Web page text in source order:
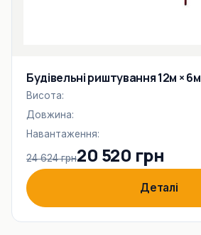
Будівельні риштування 12м × 6м
Висота:
Довжина:
Навантаження:
24 624 грн20 520 грн
Деталі